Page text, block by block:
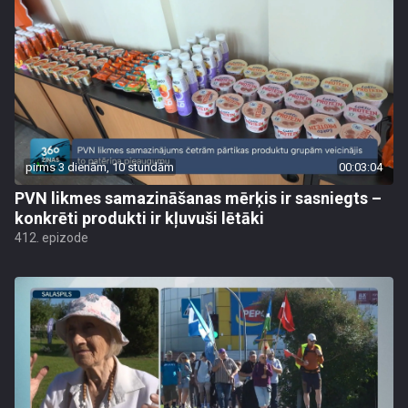
pirms 3 dienām, 10 stundām 00:03:04
PVN likmes samazināšanas mērķis ir sasniegts –
konkrēti produkti ir kļuvuši lētāki
412. epizode